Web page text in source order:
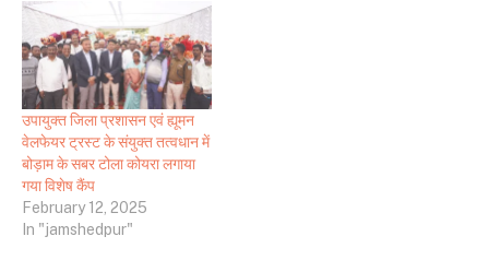
उपायुक्त जिला प्रशासन एवं ह्यूमन
वेलफेयर ट्रस्ट के संयुक्त तत्वधान में
बोड़ाम के सबर टोला कोयरा लगाया
गया विशेष कैंप
February 12, 2025
In "jamshedpur"